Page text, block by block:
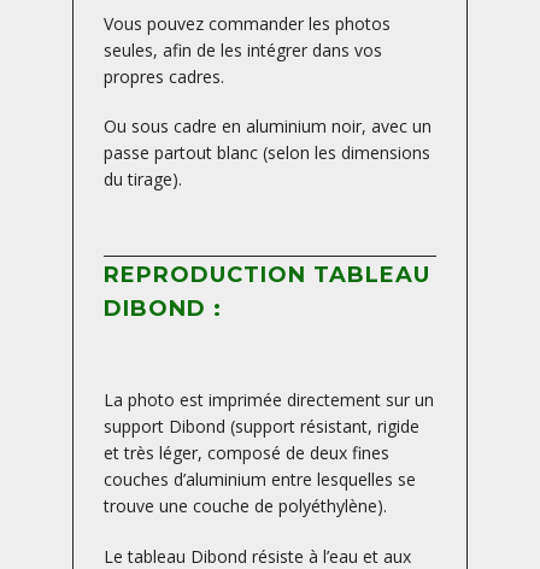
Vous pouvez commander les photos
seules, afin de les intégrer dans vos
propres cadres.
Ou sous cadre en aluminium noir, avec un
passe partout blanc (selon les dimensions
du tirage).
REPRODUCTION TABLEAU
DIBOND :
La photo est imprimée directement sur un
support Dibond (support résistant, rigide
et très léger, composé de deux fines
couches d’aluminium entre lesquelles se
trouve une couche de polyéthylène).
Le tableau Dibond résiste à l’eau et aux